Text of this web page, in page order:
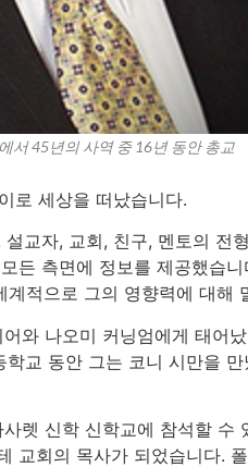
서 45년의 사역 중 16년 동안 총교
로 세상을 떠났습니다.
교자, 교회, 친구, 멘토의 전
든 측면에 정보를 제공했습
적으로 그의 영향력에 대해
와 나오미 커닝엄에게 태어
교 동안 그는 코니 시만을
렛 신학 신학교에 참석할
교회의 목사가 되었습니다.